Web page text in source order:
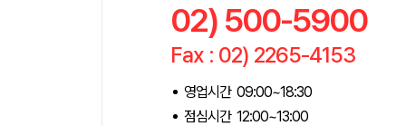
02) 500-5900
Fax : 02) 2265-4153
영업시간 09:00~18:30
점심시간 12:00~13:00